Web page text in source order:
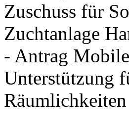
Zuschuss für
Zuchtanlage
- Antrag
Unterstützung